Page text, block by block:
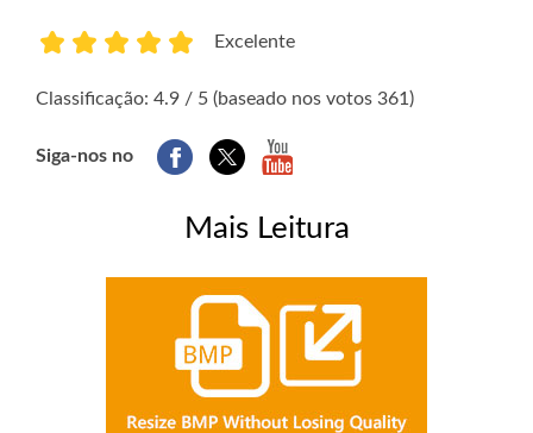
Excelente
Classificação: 4.9 / 5 (baseado nos votos 361)
Siga-nos no
Mais Leitura